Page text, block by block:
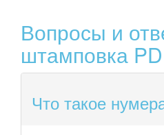
Вопросы и
штамповка
Что такое